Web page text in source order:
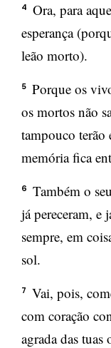
4
Ora, para
esperança
leão morto).
5
Porque os
os mortos não
tampouco terão
memória fica
6
Também o
já pereceram, e
sempre, em
sol.
7
Vai, pois,
com coração
agrada das tuas